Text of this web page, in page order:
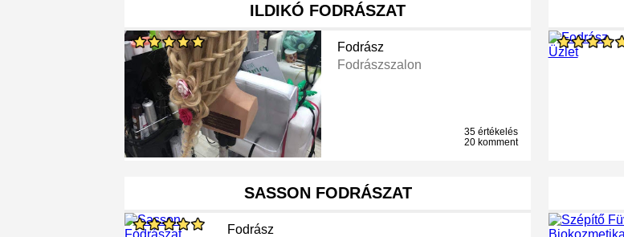
ILDIKÓ FODRÁSZAT
Fodrász
Fodrászszalon
35 értékelés
20 komment
SASSON FODRÁSZAT
Fodrász